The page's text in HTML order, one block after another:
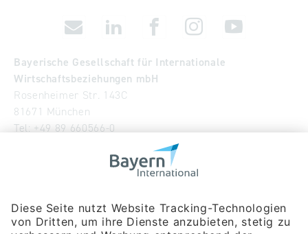
Bayerische Gesellschaft für Internationale
Wirtschaftsbeziehungen mbH
Rosenheimer Str. 143C
81671 München
Tel: +49 89 660566-0
Publikationen
Newsroom